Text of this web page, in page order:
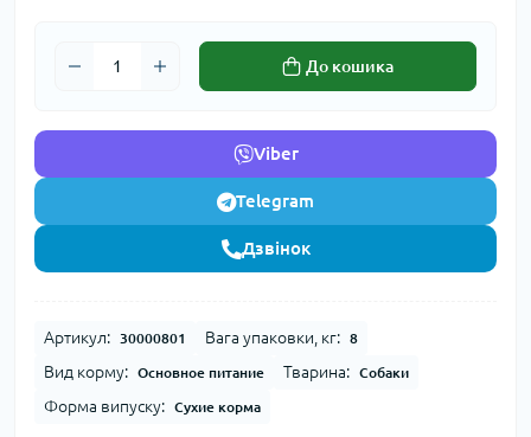
До кошика
Viber
Telegram
Дзвінок
Артикул: 30000801 Вага упаковки, кг: 8
Вид корму: Основное питание Тварина: Собаки
Форма випуску: Сухие корма